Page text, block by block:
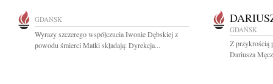
GDAŃSK
Wyrazy szczerego współczucia Iwonie Dębskiej z
powodu śmierci Matki składają: Dyrekcja...
GDAŃSK
Z przykrością
Dariusza